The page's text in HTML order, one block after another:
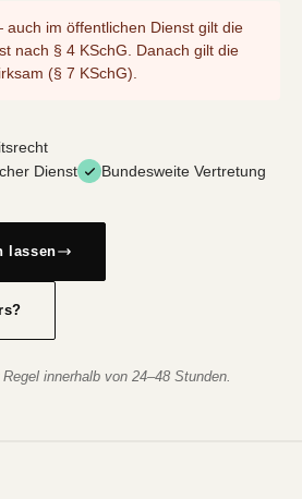
im öffentlichen Dienst gilt die
nach § 4 KSchG. Danach gilt die
(§ 7 KSchG).
Dienst
Bundesweite Vertretung
lassen
innerhalb von 24–48 Stunden.